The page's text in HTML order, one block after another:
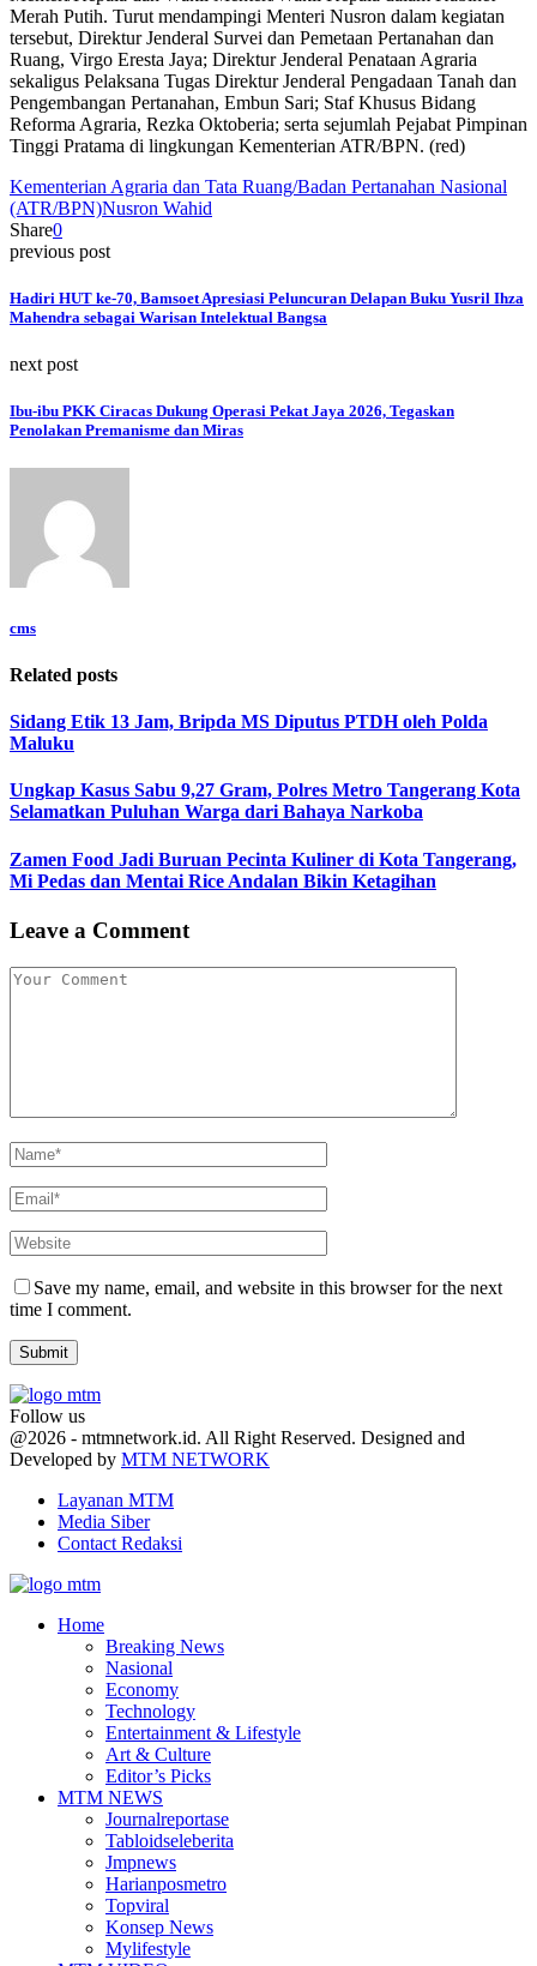
Merah Putih. Turut mendampingi Menteri Nusron dalam kegiatan
tersebut, Direktur Jenderal Survei dan Pemetaan Pertanahan dan
Ruang, Virgo Eresta Jaya; Direktur Jenderal Penataan Agraria
sekaligus Pelaksana Tugas Direktur Jenderal Pengadaan Tanah dan
Pengembangan Pertanahan, Embun Sari; Staf Khusus Bidang
Reforma Agraria, Rezka Oktoberia; serta sejumlah Pejabat Pimpinan
Tinggi Pratama di lingkungan Kementerian ATR/BPN. (red)
Kementerian Agraria dan Tata Ruang/Badan Pertanahan Nasional
(ATR/BPN)Nusron Wahid
Share0
previous post
Hadiri HUT ke-70, Bamsoet Apresiasi Peluncuran Delapan Buku Yusril Ihza
Mahendra sebagai Warisan Intelektual Bangsa
next post
Ibu-ibu PKK Ciracas Dukung Operasi Pekat Jaya 2026, Tegaskan
Penolakan Premanisme dan Miras
cms
Related posts
Sidang Etik 13 Jam, Bripda MS Diputus PTDH oleh Polda
Maluku
Ungkap Kasus Sabu 9,27 Gram, Polres Metro Tangerang Kota
Selamatkan Puluhan Warga dari Bahaya Narkoba
Zamen Food Jadi Buruan Pecinta Kuliner di Kota Tangerang,
Mi Pedas dan Mentai Rice Andalan Bikin Ketagihan
Leave a Comment
Save my name, email, and website in this browser for the next
time I comment.
Follow us
Facebook
Twitter
Youtube
@2026 - mtmnetwork.id. All Right Reserved. Designed and
Developed by MTM NETWORK
Layanan MTM
Media Siber
Contact Redaksi
Home
Breaking News
Nasional
Economy
Technology
Entertainment & Lifestyle
Art & Culture
Editor’s Picks
MTM NEWS
Journalreportase
Tabloidseleberita
Jmpnews
Harianposmetro
Topviral
Konsep News
Mylifestyle